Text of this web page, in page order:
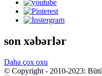
son xəbərlər
Daha çox oxu
© Copyright - 2010-2023: